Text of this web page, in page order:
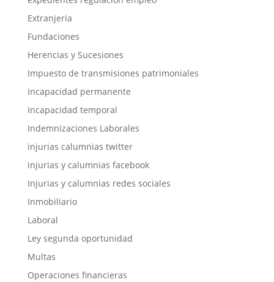
Extranjeria
Fundaciones
Herencias y Sucesiones
Impuesto de transmisiones patrimoniales
Incapacidad permanente
Incapacidad temporal
Indemnizaciones Laborales
injurias calumnias twitter
injurias y calumnias facebook
Injurias y calumnias redes sociales
Inmobiliario
Laboral
Ley segunda oportunidad
Multas
Operaciones financieras